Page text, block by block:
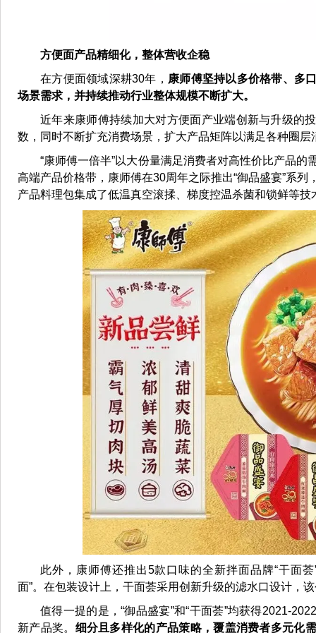
方便面产品精细化，整体营收企稳
在方便面领域深耕30年， 康师傅坚持以多价格带、多
场景需求，并持续推动行业整体规模不断扩大。
近年来康师傅持续加大对方便面产业端创新与升级的
数，同时不断扩充消费场景，扩大产品矩阵以满足各种圈层
“康师傅一倍半”以大份量满足消费者对高性价比产品的
高端产品价格带，康师傅在30周年之际推出“御品盛宴”系
产品料理包集成了低温真空滚揉、梯度控温杀菌和锁鲜等技
此外，康师傅还推出5款口味的全新拌面品牌“干面
面”。在包装设计上，干面荟采用创新升级的滤水口设计，
值得一提的是，“御品盛宴”和“干面荟”均获得2021-
新产品奖。 细分且多样化的产品策略，覆盖消费者多元化